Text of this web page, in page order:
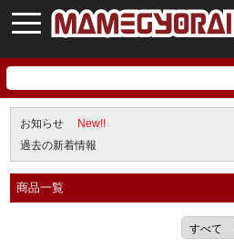
お知らせ
New!!
過去の新着情報
商品一覧